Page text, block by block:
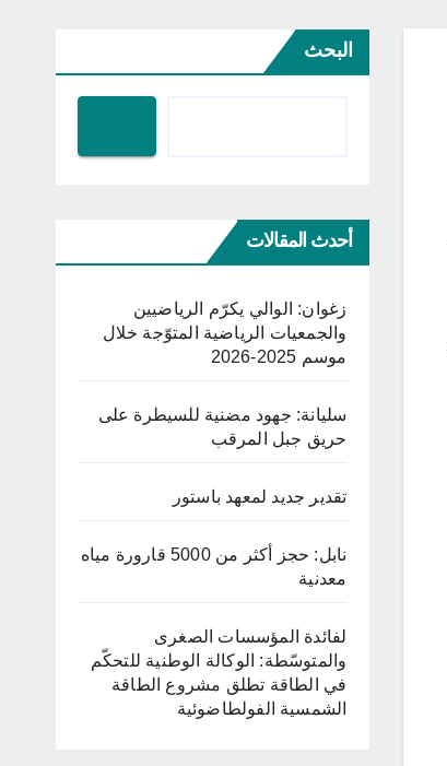
البحث
أحدث المقالات
زغوان: الوالي يكرّم الرياضيين
والجمعيات الرياضية المتوّجة خلال
موسم 2025-2026
سليانة: جهود مضنية للسيطرة على
حريق جبل المرقب
تقدير جديد لمعهد باستور
نابل: حجز أكثر من 5000 قارورة مياه
معدنية
لفائدة المؤسسات الصغرى
والمتوسّطة: الوكالة الوطنية للتحكّم
في الطاقة تطلق مشروع الطاقة
الشمسية الفولطاضوئية